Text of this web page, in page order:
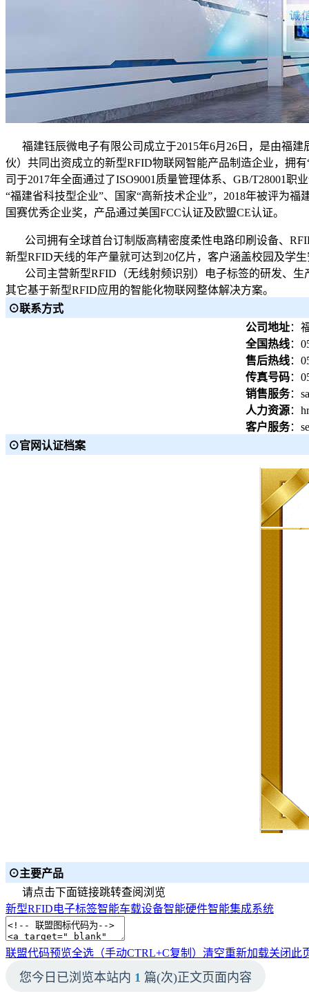
福建钰辰微电子有限公司成立于2015年6月26日，是由福建
伙）共同出资成立的新型RFID物联网智能产品制造企业，拥
司于2017年全面通过了ISO9001质量管理体系、GB/T28001
“福建省科技型企业”、国家“高新技术企业”，2018年被评为
国赛优秀企业奖，产品通过美国FCC认证及欧盟CE认证。
公司拥有全球首台订制版高精密度柔性电路印刷设备、
新型RFID天线的年产量就可达到20亿片，客户涵盖校园及学
公司主营新型RFID（无线射频识别）电子标签的研发、生
其它基于新型RFID应用的智能化物联网整体解决方案。
⊙联系方式
公司地址：
全国热线：
售后热线：
传真号码：
销售服务：
人力资源：
客户服务：
⊙官网认证档案
⊙主要产品
请点击下面链接跳转查阅浏览
新型RFID电子标签智能车载设备智能硬件智能集成系统
联盟代码预览全选（手动CTRL+C复制） 清空重新加载关闭此
您今日已浏览本站内 1 篇(次)正文页面内容